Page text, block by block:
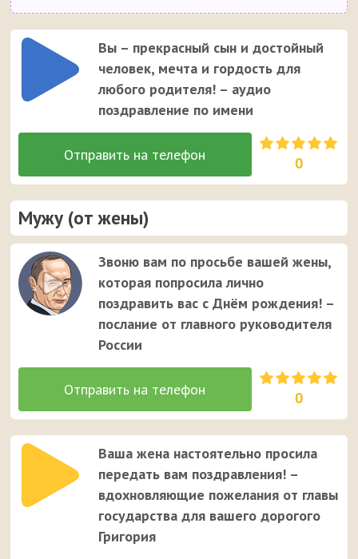
Вы – прекрасный сын и достойный
человек, мечта и гордость для
любого родителя! – аудио
поздравление по имени
0
Мужу (от жены)
Звоню вам по просьбе вашей жены,
которая попросила лично
поздравить вас с Днём рождения! –
послание от главного руководителя
России
0
Ваша жена настоятельно просила
передать вам поздравления! –
вдохновляющие пожелания от главы
государства для вашего дорогого
Григория